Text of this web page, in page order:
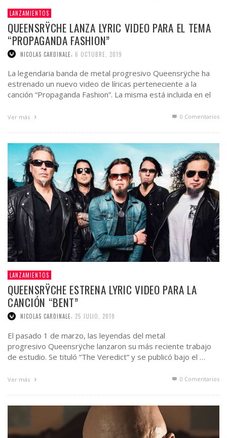
LANZAMIENTOS
QUEENSRŸCHE LANZA LYRIC VIDEO PARA EL TEMA
“PROPAGANDA FASHION”
NICOLAS CARDINALE 6 OCTUBRE, 2019
La legendaria banda de metal progresivo Queensrÿche ha
estrenado un nuevo video de líricas perteneciente a la
canción “Propaganda Fashion”. La misma está incluida en el
Ver más 0 Comentarios
LANZAMIENTOS
QUEENSRŸCHE ESTRENA LYRIC VIDEO PARA LA
CANCIÓN “BENT”
NICOLAS CARDINALE, 25 JULIO, 2019
El pasado 1 de marzo, las leyendas del metal
progresivo Queensrÿche lanzaron su más reciente trabajo
de estudio. Se tituló “The Veredict” y se publicó bajo el …
Ver más 0 Comentarios